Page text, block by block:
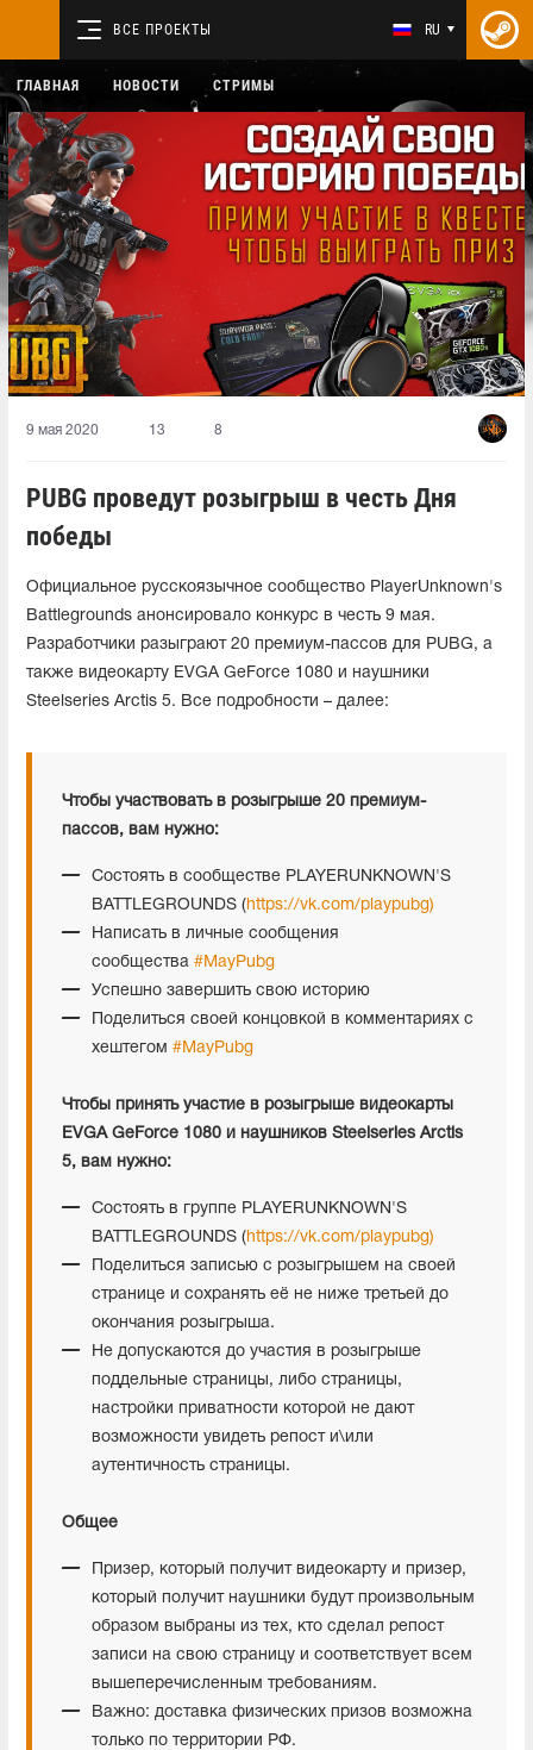
ВСЕ ПРОЕКТЫ RU
ГЛАВНАЯ НОВОСТИ СТРИМЫ
9 мая 2020 13 8
PUBG проведут розыгрыш в честь Дня
победы
Официальное русскоязычное сообщество PlayerUnknown's
Battlegrounds анонсировало конкурс в честь 9 мая.
Разработчики разыграют 20 премиум-пассов для PUBG, а
также видеокарту EVGA GeForce 1080 и наушники
Steelseries Arctis 5. Все подробности – далее:
Чтобы участвовать в розыгрыше 20 премиум-
пассов, вам нужно:
Состоять в сообществе PLAYERUNKNOWN'S
BATTLEGROUNDS ( https://vk.com/playpubg)
Написать в личные сообщения
сообщества #MayPubg
Успешно завершить свою историю
Поделиться своей концовкой в комментариях с
хештегом #MayPubg
Чтобы принять участие в розыгрыше видеокарты
EVGA GeForce 1080 и наушников Steelseries Arctis
5, вам нужно:
Состоять в группе PLAYERUNKNOWN'S
BATTLEGROUNDS ( https://vk.com/playpubg)
Поделиться записью с розыгрышем на своей
странице и сохранять её не ниже третьей до
окончания розыгрыша.
Не допускаются до участия в розыгрыше
поддельные страницы, либо страницы,
настройки приватности которой не дают
возможности увидеть репост и\или
аутентичность страницы.
Общее
Призер, который получит видеокарту и призер,
который получит наушники будут произвольным
образом выбраны из тех, кто сделал репост
записи на свою страницу и соответствует всем
вышеперечисленным требованиям.
Важно: доставка физических призов возможна
только по территории РФ.